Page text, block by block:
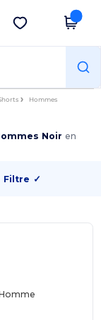
Obtenir l'appli
Hommes
Noiren
Filtre ✓